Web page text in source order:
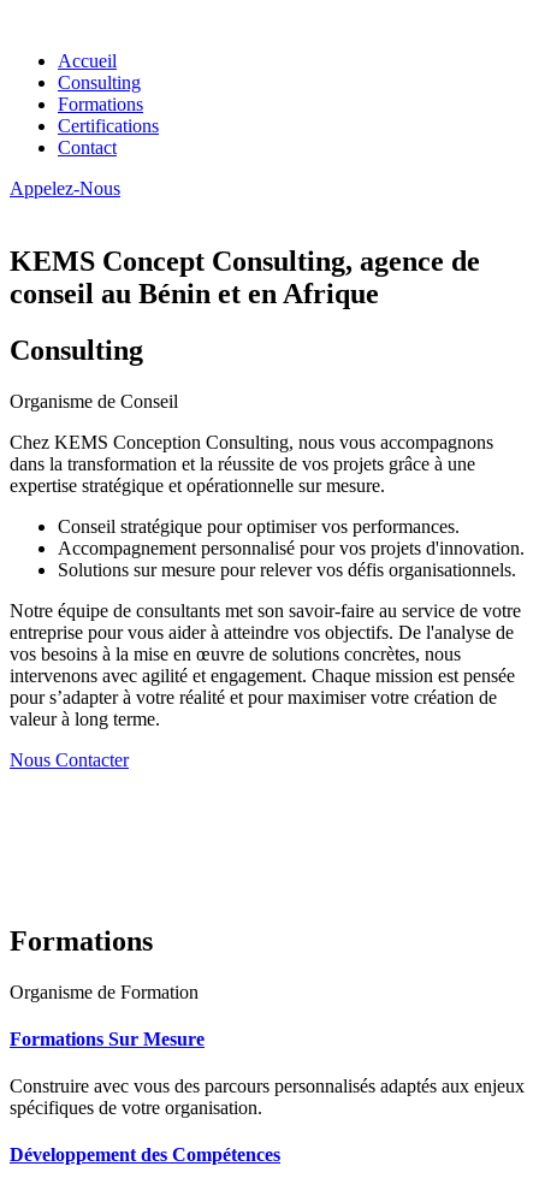
Accueil
Consulting
Formations
Certifications
Contact
Appelez-Nous
KEMS Concept Consulting, agence de
conseil au Bénin et en Afrique
Consulting
Organisme de Conseil
Chez KEMS Conception Consulting, nous vous accompagnons
dans la transformation et la réussite de vos projets grâce à une
expertise stratégique et opérationnelle sur mesure.
Conseil stratégique pour optimiser vos performances.
Accompagnement personnalisé pour vos projets d'innovation.
Solutions sur mesure pour relever vos défis organisationnels.
Notre équipe de consultants met son savoir-faire au service de votre
entreprise pour vous aider à atteindre vos objectifs. De l'analyse de
vos besoins à la mise en œuvre de solutions concrètes, nous
intervenons avec agilité et engagement. Chaque mission est pensée
pour s’adapter à votre réalité et pour maximiser votre création de
valeur à long terme.
Nous Contacter
Formations
Organisme de Formation
Formations Sur Mesure
Construire avec vous des parcours personnalisés adaptés aux enjeux
spécifiques de votre organisation.
Développement des Compétences